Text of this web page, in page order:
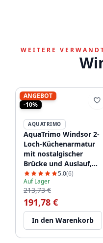
WEITERE
ANGEBOT
-10%
AQUATRIMO
AquaTrimo Windsor 2-
Loch-Küchenarmatur
mit nostalgischer
Brücke und Auslauf,
Schwarz 21WS7653SW
5.0(6)
Auf Lager
213,73 €
191,78 €
In den Warenkorb